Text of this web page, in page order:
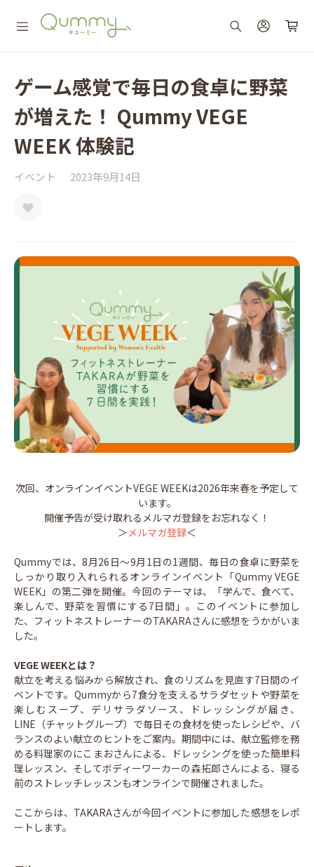
ゲーム感覚で毎日の食卓に野菜
が増えた！ Qummy VEGE
WEEK 体験記
イベント 2023年9月14日
次回、オンラインイベントVEGE WEEKは2026年来春を予定して
います。
開催予告が受け取れるメルマガ登録をお忘れなく！
＞ メルマガ登録＜
Qummyでは、8月26日～9月1日の1週間、毎日の食卓に野菜を
しっかり取り入れられるオンラインイベント「Qummy VEGE
WEEK」の第二弾を開催。今回のテーマは、「学んで、食べて、
楽しんで、野菜を習慣にする7日間」。このイベントに参加し
た、フィットネストレーナーのTAKARAさんに感想をうかがいま
した。
VEGE WEEKとは？
献立を考える悩みから解放され、食のリズムを見直す7日間のイ
ベントです。Qummyから7食分を支えるサラダセットや野菜を
楽しむスープ、デリサラダソース、ドレッシングが届き、
LINE（チャットグループ）で毎日その食材を使ったレシピや、バ
ランスのよい献立のヒントをご案内。期間中には、献立監修を務
める料理家のにこまおさんによる、ドレッシングを使った簡単料
理レッスン、そしてボディーワーカーの森拓郎さんによる、寝る
前のストレッチレッスンもオンラインで開催されました。
ここからは、TAKARAさんが今回イベントに参加した感想をレポ
ートします。